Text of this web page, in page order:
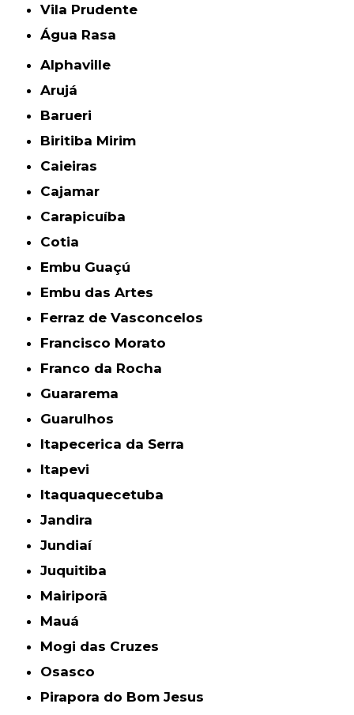
Vila Prudente
Água Rasa
Alphaville
Arujá
Barueri
Biritiba Mirim
Caieiras
Cajamar
Carapicuíba
Cotia
Embu Guaçú
Embu das Artes
Ferraz de Vasconcelos
Francisco Morato
Franco da Rocha
Guararema
Guarulhos
Itapecerica da Serra
Itapevi
Itaquaquecetuba
Jandira
Jundiaí
Juquitiba
Mairiporã
Mauá
Mogi das Cruzes
Osasco
Pirapora do Bom Jesus